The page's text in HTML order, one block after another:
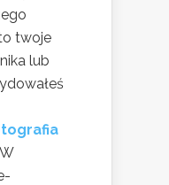
twoje
lub
W